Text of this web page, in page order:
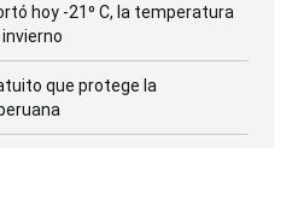
hoy -21⁰ C, la temperatura
que protege la